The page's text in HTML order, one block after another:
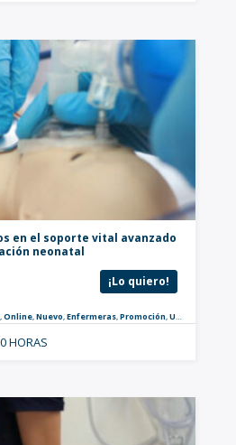
en el soporte vital avanzado
neonatal
¡Lo quiero!
,Online,Nuevo,Enfermeras,Promoción,Urgencias y Críticos
HORAS